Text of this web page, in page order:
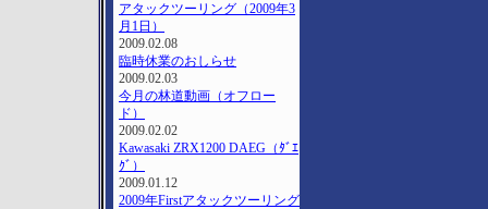
アタックツーリング（2009年3
月1日）
2009.02.08
臨時休業のおしらせ
2009.02.03
今月の林道動画（オフロー
ド）
2009.02.02
Kawasaki ZRX1200 DAEG（ﾀﾞｴ
ｸﾞ）
2009.01.12
2009年Firstアタックツーリング